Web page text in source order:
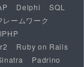
Delphi
SQL
レームワーク
Ruby on Rails
Padrino